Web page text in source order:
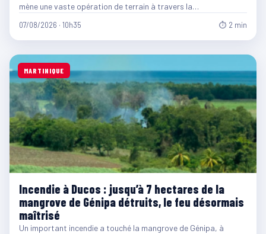
mène une vaste opération de terrain à travers la…
07/08/2026 · 10h35 ⏱ 2 min
MARTINIQUE
Incendie à Ducos : jusqu’à 7 hectares de la
mangrove de Génipa détruits, le feu désormais
maîtrisé
Un important incendie a touché la mangrove de Génipa, à